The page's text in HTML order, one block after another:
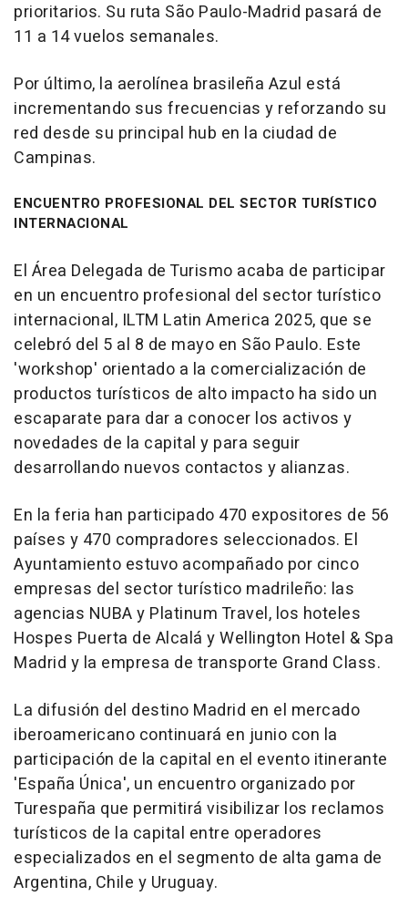
prioritarios. Su ruta São Paulo-Madrid pasará de
11 a 14 vuelos semanales.
Por último, la aerolínea brasileña Azul está
incrementando sus frecuencias y reforzando su
red desde su principal hub en la ciudad de
Campinas.
ENCUENTRO PROFESIONAL DEL SECTOR TURÍSTICO
INTERNACIONAL
El Área Delegada de Turismo acaba de participar
en un encuentro profesional del sector turístico
internacional, ILTM Latin America 2025, que se
celebró del 5 al 8 de mayo en São Paulo. Este
'workshop' orientado a la comercialización de
productos turísticos de alto impacto ha sido un
escaparate para dar a conocer los activos y
novedades de la capital y para seguir
desarrollando nuevos contactos y alianzas.
En la feria han participado 470 expositores de 56
países y 470 compradores seleccionados. El
Ayuntamiento estuvo acompañado por cinco
empresas del sector turístico madrileño: las
agencias NUBA y Platinum Travel, los hoteles
Hospes Puerta de Alcalá y Wellington Hotel & Spa
Madrid y la empresa de transporte Grand Class.
La difusión del destino Madrid en el mercado
iberoamericano continuará en junio con la
participación de la capital en el evento itinerante
'España Única', un encuentro organizado por
Turespaña que permitirá visibilizar los reclamos
turísticos de la capital entre operadores
especializados en el segmento de alta gama de
Argentina, Chile y Uruguay.